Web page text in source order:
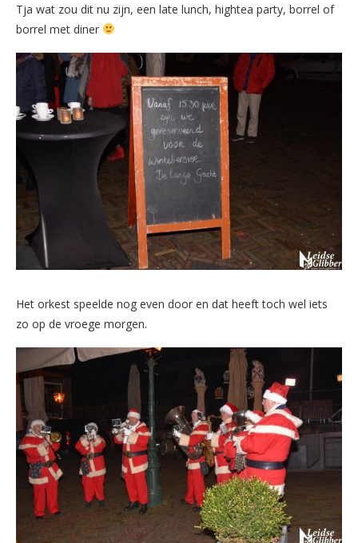
Tja wat zou dit nu zijn, een late lunch, hightea party, borrel of
borrel met diner
Het orkest speelde nog even door en dat heeft toch wel iets
zo op de vroege morgen.